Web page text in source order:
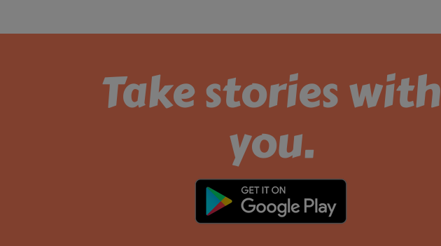
Take stories with
you.